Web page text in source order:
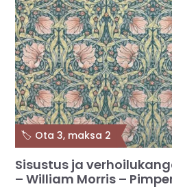
Sisustus ja
– William Morris –
🏷️ Ota 3, maksa 2